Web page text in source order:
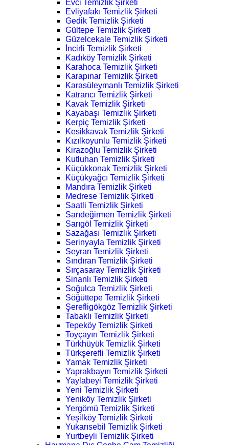
Evci Temizlik Şirketi
Evliyafakı Temizlik Şirketi
Gedik Temizlik Şirketi
Gültepe Temizlik Şirketi
Güzelcekale Temizlik Şirketi
İncirli Temizlik Şirketi
Kadıköy Temizlik Şirketi
Karahoca Temizlik Şirketi
Karapınar Temizlik Şirketi
Karasüleymanlı Temizlik Şirketi
Katrancı Temizlik Şirketi
Kavak Temizlik Şirketi
Kayabaşı Temizlik Şirketi
Kerpiç Temizlik Şirketi
Kesikkavak Temizlik Şirketi
Kızılkoyunlu Temizlik Şirketi
Kirazoğlu Temizlik Şirketi
Kutluhan Temizlik Şirketi
Küçükkonak Temizlik Şirketi
Küçükyağcı Temizlik Şirketi
Mandıra Temizlik Şirketi
Medrese Temizlik Şirketi
Saatli Temizlik Şirketi
Sarıdeğirmen Temizlik Şirketi
Sarıgöl Temizlik Şirketi
Sazağası Temizlik Şirketi
Serinyayla Temizlik Şirketi
Seyran Temizlik Şirketi
Sındıran Temizlik Şirketi
Sırçasaray Temizlik Şirketi
Sinanlı Temizlik Şirketi
Soğulca Temizlik Şirketi
Söğüttepe Temizlik Şirketi
Şerefligökgöz Temizlik Şirketi
Tabaklı Temizlik Şirketi
Tepeköy Temizlik Şirketi
Toyçayırı Temizlik Şirketi
Türkhüyük Temizlik Şirketi
Türkşerefli Temizlik Şirketi
Yamak Temizlik Şirketi
Yaprakbayırı Temizlik Şirketi
Yaylabeyi Temizlik Şirketi
Yeni Temizlik Şirketi
Yeniköy Temizlik Şirketi
Yergömü Temizlik Şirketi
Yeşilköy Temizlik Şirketi
Yukarısebil Temizlik Şirketi
Yurtbeyli Temizlik Şirketi